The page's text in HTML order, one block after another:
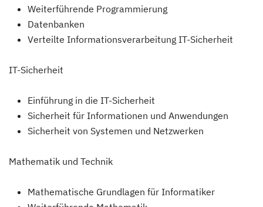
Weiterführende Programmierung
Datenbanken
Verteilte Informationsverarbeitung IT-Sicherheit
IT-Sicherheit
Einführung in die IT-Sicherheit
Sicherheit für Informationen und Anwendungen
Sicherheit von Systemen und Netzwerken
Mathematik und Technik
Mathematische Grundlagen für Informatiker